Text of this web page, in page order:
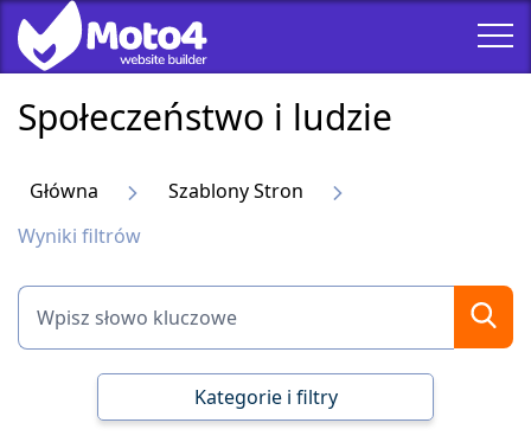
Społeczeństwo i ludzie
Główna
Szablony Stron
Wyniki filtrów
Kategorie i filtry